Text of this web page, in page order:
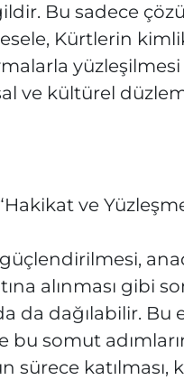
Bu sadece
Kürtlerin
ve kültürel
ve
alınması gibi
da dağılabilir. Bu
somut
sürece katılması,